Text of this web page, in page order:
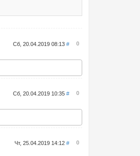
Сб, 20.04.2019 08:13# 0
Сб, 20.04.2019 10:35# 0
Чт, 25.04.2019 14:12# 0